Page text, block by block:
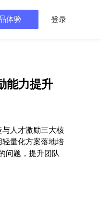
体验 登录
能力提升
人才激励三大核
量化方案落地培
问题，提升团队